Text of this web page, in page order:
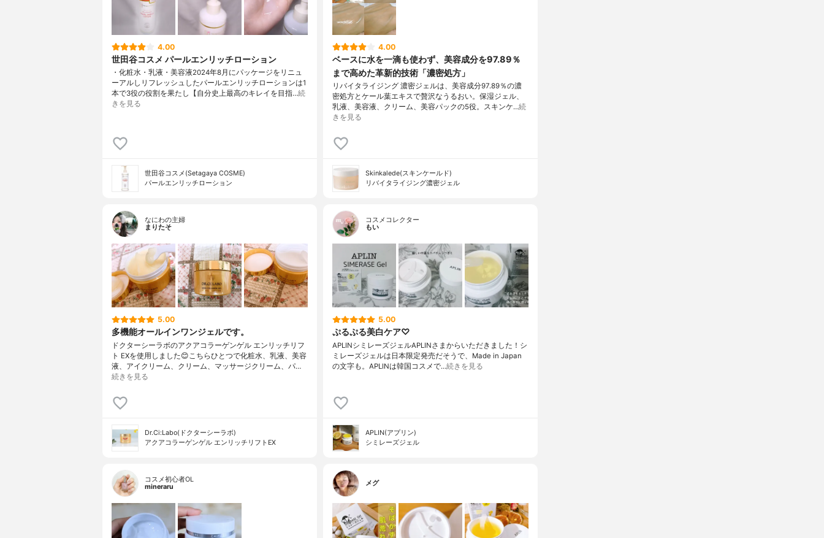
4.00
世田谷コスメ パールエンリッチローション
・化粧水・乳液・美容液2024年8月にパッケージをリニュ
ーアルしリフレッシュしたパールエンリッチローションは1
本で3役の役割を果たし【自分史上最高のキレイを目指…続
きを見る
世田谷コスメ(Setagaya COSME)
パールエンリッチローション
4.00
ベースに水を一滴も使わず、美容成分を97.89％
まで高めた革新的技術「濃密処方」
リバイタライジング 濃密ジェルは、美容成分97.89％の濃
密処方とケール葉エキスで贅沢なうるおい。保湿ジェル、
乳液、美容液、クリーム、美容パックの5役。スキンケ…続
きを見る
Skinkalede(スキンケールド)
リバイタライジング濃密ジェル
なにわの主婦
まりたそ
5.00
多機能オールインワンジェルです。
ドクターシーラボのアクアコラーゲンゲル エンリッチリフ
ト EXを使用しました😊こちらひとつで化粧水、乳液、美容
液、アイクリーム、クリーム、マッサージクリーム、パ…
続きを見る
Dr.Ci:Labo(ドクターシーラボ)
アクアコラーゲンゲル エンリッチリフトEX
コスメコレクター
もい
5.00
ぷるぷる美白ケア♡
APLINシミレーズジェルAPLINさまからいただきました！シ
ミレーズジェルは日本限定発売だそうで、Made in Japan
の文字も。APLINは韓国コスメで…続きを見る
APLIN(アプリン)
シミレーズジェル
コスメ初心者OL
mineraru
メグ